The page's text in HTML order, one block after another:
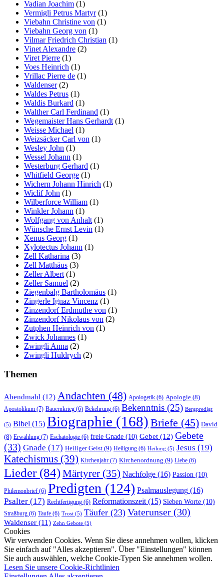
Vadian Joachim (1)
Vermigli Petrus Martyr(1)
Viebahn Christine von (1)
Viebahn Georg von (1)
Vilmar Friedrich Christian (1)
Vinet Alexandre (2)
Viret Pierre (1)
Voes Heinrich (1)
Vrillac Pierre de (1)
Waldenser(2)
Waldes Petrus (1)
Waldis Burkard (1)
Walther Carl Ferdinand (1)
Wegemaister Hans Gerhardt (1)
Weisse Michael (1)
Weizsäcker Carl von (1)
Wesley John (1)
Wessel Johann (1)
Westerburg Gerhard (1)
Whitfield George (1)
Wichern Johann Hinrich (1)
Wiclif John (1)
Wilberforce William (1)
Winkler Johann (1)
Wolfgang von Anhalt (1)
Wünsche Ernst Levin (1)
Xenus Georg (1)
Xylotectus Johann (1)
Zell Katharina (3)
Zell Matthäus (3)
Zeller Albert (1)
Zeller Samuel (2)
Ziegenbalg Bartholomäus (1)
Zingerle Ignaz Vincenz (1)
Zinzendorf Erdmuthe von (1)
Zinzendorf Nikolaus von (2)
Zutphen Heinrich von (1)
Zwick Johannes (1)
Zwingli Anna (2)
Zwingli Huldrych (2)
Themen
Abendmahl (12) Andachten (48) Apologetik (6) Apologie (8)
Apostolikum (7) Bauernkrieg (6) Bekehrung (6) Bekenntnis (25) Bergpredigt
(5) Bibel (15) Biographie (168) Briefe (45) David
(8) Erwählung (7) Eschatologie (6) freie Gnade (10) Gebet (12) Gebete
(33) Gnade (17) Heiliger Geist (9) Heiligung (6) Heilung (5) Jesus (19)
Katechismus (39) Kirchenjahr (7) Kirchenordnung (9) Liebe (6)
Lieder(84)Märtyrer (35) Nachfolge (16) Passion (10)
Philemonbrief (6) Predigten (124) Psalmauslegung (16)
Psalter (17) Rechtfertigung (6) Reformationszeit (15) Sieben Worte (10)
Straßburg (6) Taufe (6) Trost (5) Täufer (23) Vaterunser (30)
Waldenser (11) Zehn Gebote (5)
Cookies
Wir verwenden Cookies. Wenn Sie diese annehmen wollen, klicken
Sie einfach auf "Alles akzeptieren". Über "Einstellungen" können
Sie auch auswählen, welche Cookie-Typen Sie annehmen wollen.
Lesen Sie unsere Cookie-Richtlinien